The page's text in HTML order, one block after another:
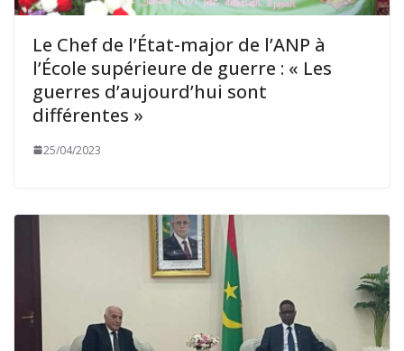
Le Chef de l’État-major de l’ANP à
l’École supérieure de guerre : « Les
guerres d’aujourd’hui sont
différentes »
25/04/2023